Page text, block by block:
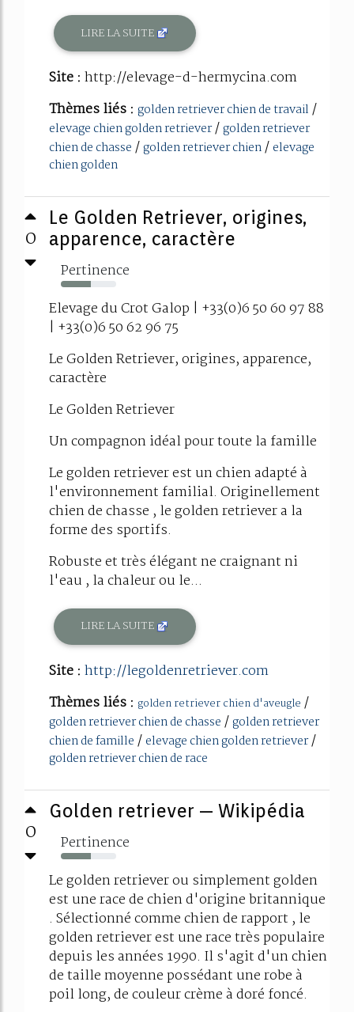
LIRE LA SUITE
Site : http://elevage-d-hermycina.com
Thèmes liés : golden retriever chien de travail /
elevage chien golden retriever/ golden retriever
chien de chasse / golden retriever chien/ elevage
chien golden
0
Le Golden Retriever, origines,
apparence, caractère
Pertinence
54%
Elevage du Crot Galop | +33(0)6 50 60 97 88
| +33(0)6 50 62 96 75
Le Golden Retriever, origines, apparence,
caractère
Le Golden Retriever
Un compagnon idéal pour toute la famille
Le golden retriever est un chien adapté à
l'environnement familial. Originellement
chien de chasse , le golden retriever a la
forme des sportifs.
Robuste et très élégant ne craignant ni
l'eau , la chaleur ou le...
LIRE LA SUITE
Site : http://legoldenretriever.com
Thèmes liés : golden retriever chien d'aveugle /
golden retriever chien de chasse / golden retriever
chien de famille / elevage chien golden retriever/
golden retriever chien de race
0
Golden retriever — Wikipédia
Pertinence
54%
Le golden retriever ou simplement golden
est une race de chien d'origine britannique
. Sélectionné comme chien de rapport , le
golden retriever est une race très populaire
depuis les années 1990. Il s'agit d'un chien
de taille moyenne possédant une robe à
poil long, de couleur crème à doré foncé.